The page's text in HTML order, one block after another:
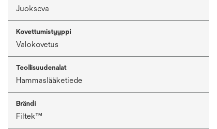
Juokseva
Kovettumistyyppi
Valokovetus
Teollisuudenalat
Hammaslääketiede
Brändi
Filtek™